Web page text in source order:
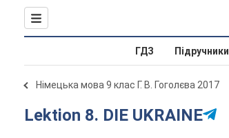
ГДЗ Підручники
Німецька мова 9 клас Г. В. Гоголєва 2017
Lektion 8. DIE UKRAINE